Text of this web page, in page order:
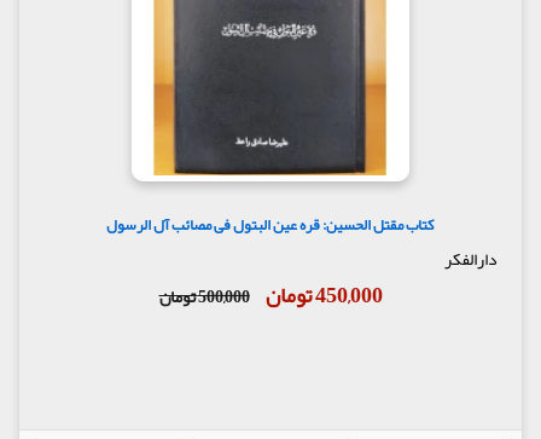
کتاب مقتل الحسین: قره عین البتول فی مصائب آل الرسول
دارالفکر
450,000 تومان 500,000 تومان